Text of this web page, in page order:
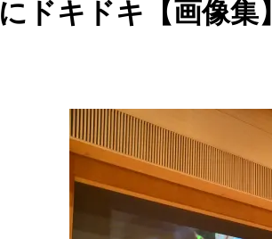
にドキドキ【画像集】